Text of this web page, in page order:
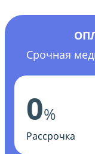
Срочная
0%
Рассрочка